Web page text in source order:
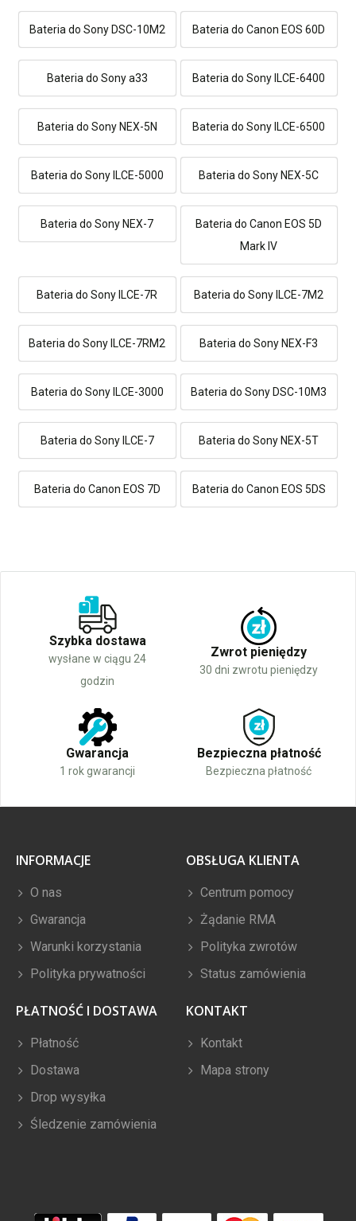
Bateria do Sony DSC-10M2 Bateria do Canon EOS 60D
Bateria do Sony a33 Bateria do Sony ILCE-6400
Bateria do Sony NEX-5N Bateria do Sony ILCE-6500
Bateria do Sony ILCE-5000 Bateria do Sony NEX-5C
Bateria do Sony NEX-7
Bateria do Canon EOS 5D
Mark IV
Bateria do Sony ILCE-7R Bateria do Sony ILCE-7M2
Bateria do Sony ILCE-7RM2 Bateria do Sony NEX-F3
Bateria do Sony ILCE-3000 Bateria do Sony DSC-10M3
Bateria do Sony ILCE-7 Bateria do Sony NEX-5T
Bateria do Canon EOS 7D Bateria do Canon EOS 5DS
Szybka dostawa
wysłane w ciągu 24
godzin
Zwrot pieniędzy
30 dni zwrotu pieniędzy
Gwarancja
1 rok gwarancji
Bezpieczna płatność
Bezpieczna płatność
INFORMACJE
O nas
Gwarancja
Warunki korzystania
Polityka prywatności
OBSŁUGA KLIENTA
Centrum pomocy
Żądanie RMA
Polityka zwrotów
Status zamówienia
PŁATNOŚĆ I DOSTAWA
Płatność
Dostawa
Drop wysyłka
Śledzenie zamówienia
KONTAKT
Kontakt
Mapa strony